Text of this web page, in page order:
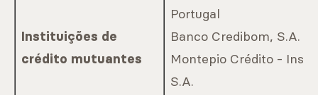
Instituições de
crédito mutuantes
Portugal
Banco Credibom, S.A.
Montepio Crédito -
S.A.